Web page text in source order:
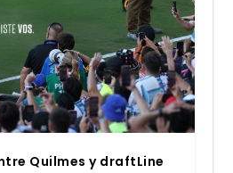
Quil­mes y draftLi­ne